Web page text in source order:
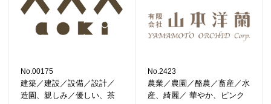
No.00175
建築／建設／設備／設計／
造園、親しみ／優しい、茶
No.2423
農業／農園／酪農／畜産／水
産、綺麗／ 華やか、ピンク